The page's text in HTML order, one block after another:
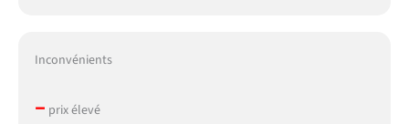
Inconvénients
– prix élevé